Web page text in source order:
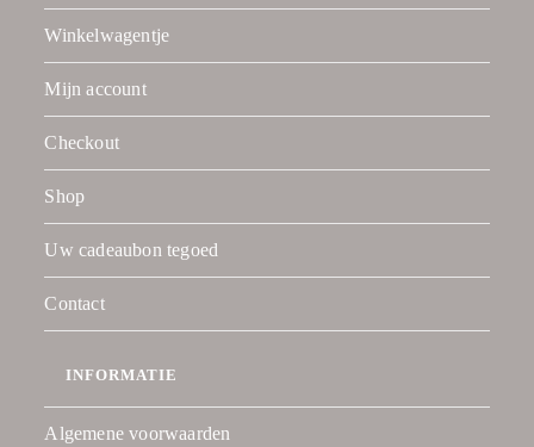
Winkelwagentje
Mijn account
Checkout
Shop
Uw cadeaubon tegoed
Contact
INFORMATIE
Algemene voorwaarden